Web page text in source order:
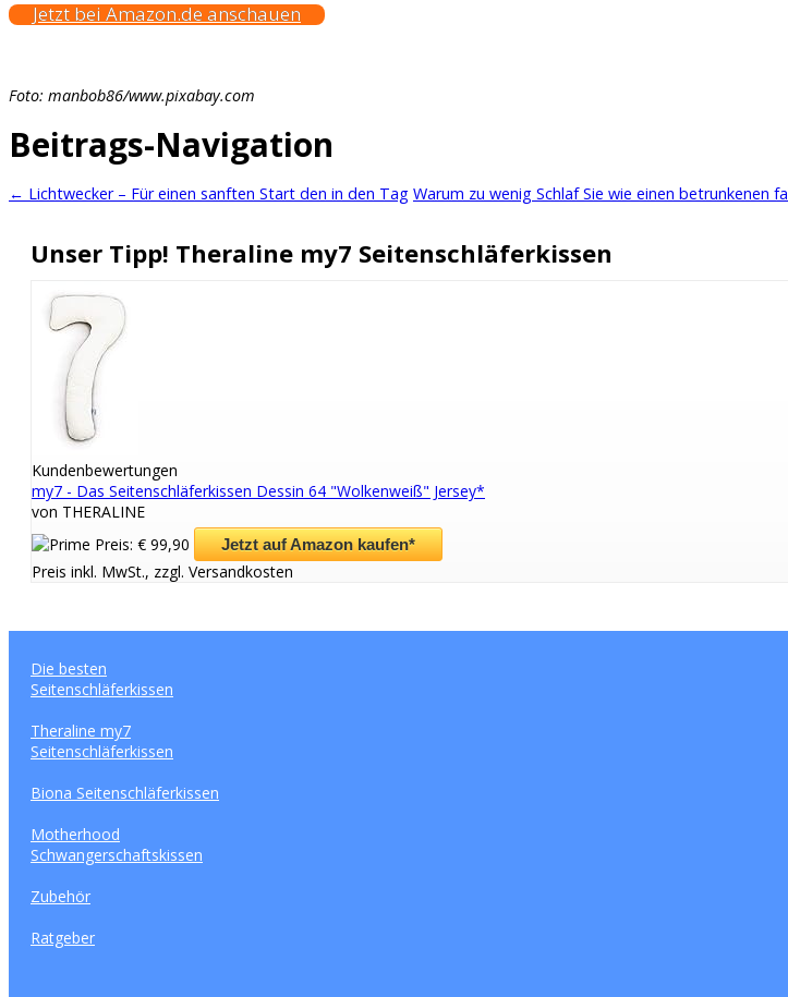
Jetzt bei Amazon.de anschauen
Foto: manbob86/www.pixabay.com
Beitrags-Navigation
← Lichtwecker – Für einen sanften Start den in den Tag Warum zu wenig Schlaf Sie wie einen betrunkenen
Unser Tipp! Theraline my7 Seitenschläferkissen
Kundenbewertungen
my7 - Das Seitenschläferkissen Dessin 64 "Wolkenweiß" Jersey*
von THERALINE
Preis: € 99,90
Jetzt auf Amazon kaufen*
Preis inkl. MwSt., zzgl. Versandkosten
Die besten
Seitenschläferkissen
Theraline my7
Seitenschläferkissen
Biona Seitenschläferkissen
Motherhood
Schwangerschaftskissen
Zubehör
Ratgeber